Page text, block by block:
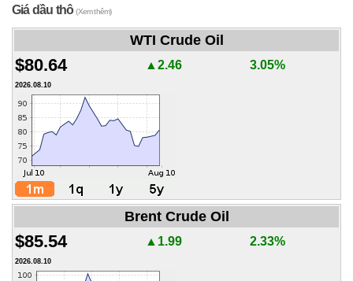
Giá dầu thô(Xem thêm)
WTI Crude Oil
$80.64 ▲2.46 3.05%
2026.08.10
Brent Crude Oil
$85.54 ▲1.99 2.33%
2026.08.10